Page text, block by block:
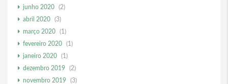
junho 2020
(2)
abril 2020
(3)
março 2020
(1)
fevereiro 2020
(1)
janeiro 2020
(1)
dezembro 2019
(2)
novembro 2019
(3)